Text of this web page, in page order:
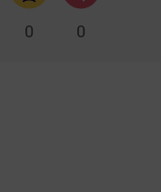
0 0